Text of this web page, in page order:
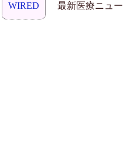
WIRED 最新医療ニュ